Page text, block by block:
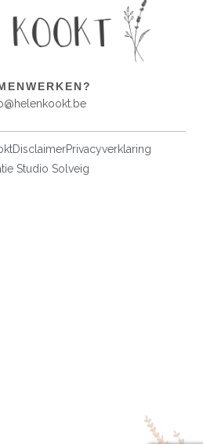
DisclaimerPrivacyverklaring
Studio Solveig